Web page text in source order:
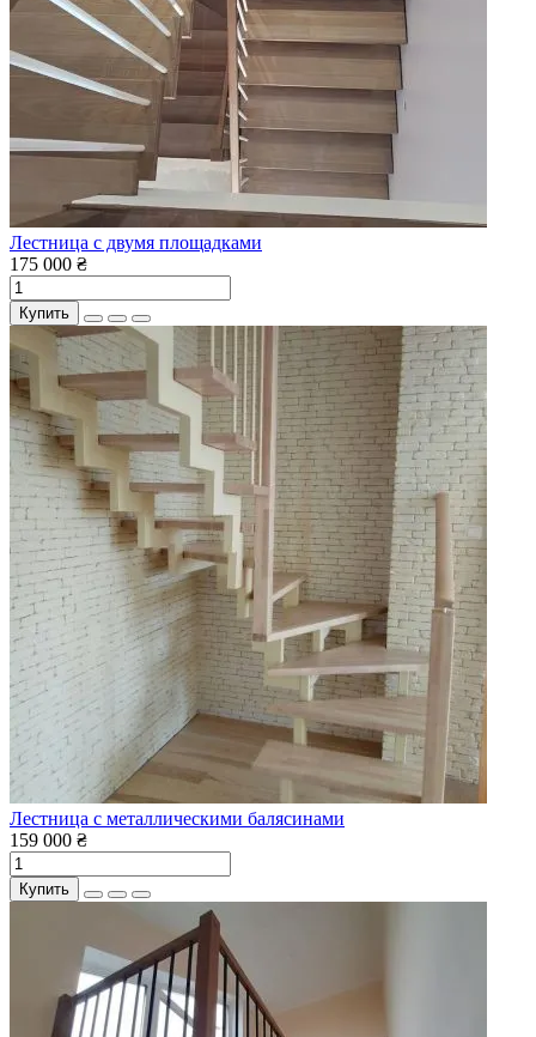
Лестница с двумя площадками
175 000 ₴
Купить
Лестница с металлическими балясинами
159 000 ₴
Купить